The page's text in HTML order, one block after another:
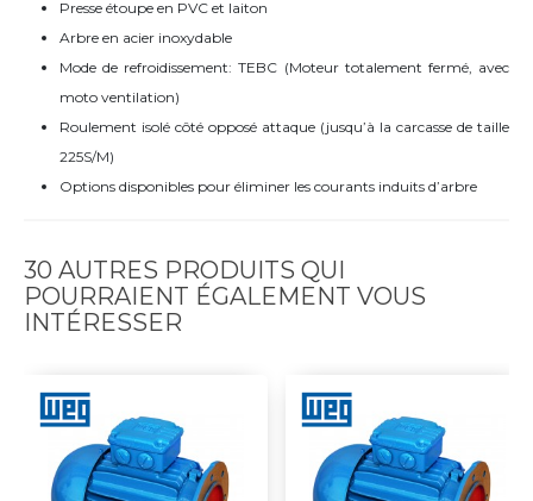
Presse étoupe en PVC et laiton
Arbre en acier inoxydable
Mode de refroidissement: TEBC (Moteur totalement fermé, avec
moto ventilation)
Roulement isolé côté opposé attaque (jusqu’à la carcasse de taille
225S/M)
Options disponibles pour éliminer les courants induits d’arbre
30 AUTRES PRODUITS QUI
POURRAIENT ÉGALEMENT VOUS
INTÉRESSER